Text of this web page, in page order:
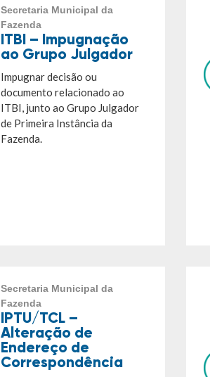
Secretaria Municipal da
Fazenda
ITBI – Impugnação
ao Grupo Julgador
Impugnar decisão ou
documento relacionado ao
ITBI, junto ao Grupo Julgador
de Primeira Instância da
Fazenda.
Secretaria Municipal da
Fazenda
IPTU/TCL –
Alteração de
Endereço de
Correspondência